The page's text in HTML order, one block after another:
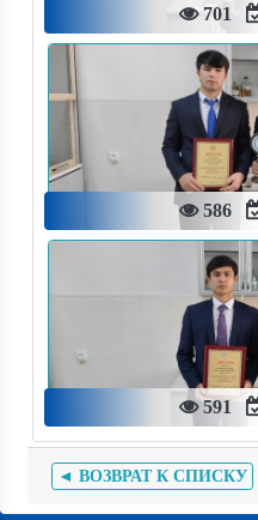
701
586
591
◄ ВОЗВРАТ К СПИСКУ